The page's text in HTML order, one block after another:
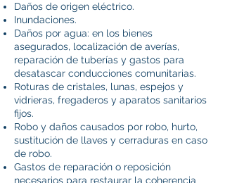
Daños de origen eléctrico.
Inundaciones.
Daños por agua: en los bienes
asegurados, localización de averías,
reparación de tuberías y gastos para
desatascar conducciones comunitarias.
Roturas de cristales, lunas, espejos y
vidrieras, fregaderos y aparatos sanitarios
fijos.
Robo y daños causados por robo, hurto,
sustitución de llaves y cerraduras en caso
de robo.
Gastos de reparación o reposición
necesarios para restaurar la coherencia